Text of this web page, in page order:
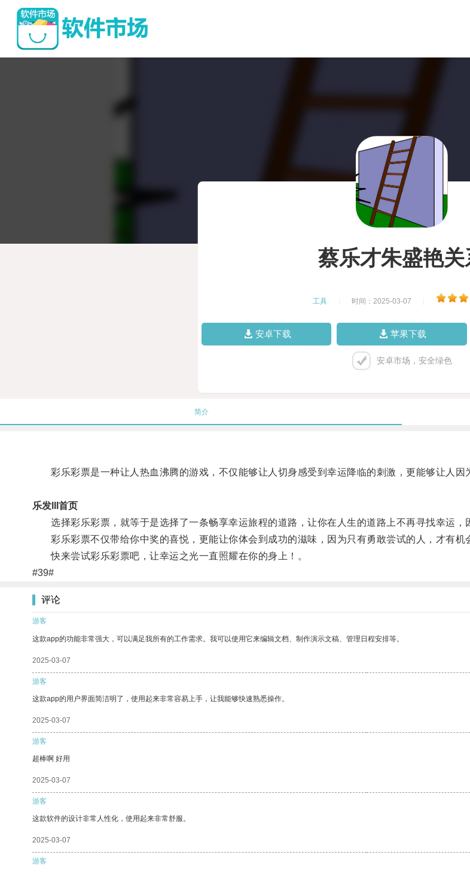
蔡乐才朱盛艳关
工具 时间：2025-03-07
安卓下载 苹果下载
安卓市场，安全绿色
简介
彩乐彩票是一种让人热血沸腾的游戏，不仅能够让人切身感受到幸运降临的刺激，更能够让人因
乐发lll首页
选择彩乐彩票，就等于是选择了一条畅享幸运旅程的道路，让你在人生的道路上不再寻找幸运，
彩乐彩票不仅带给你中奖的喜悦，更能让你体会到成功的滋味，因为只有勇敢尝试的人，才有机
快来尝试彩乐彩票吧，让幸运之光一直照耀在你的身上！。
#39#
评论
游客
这款app的功能非常强大，可以满足我所有的工作需求。我可以使用它来编辑文档、制作演示文稿、管理日程安排等。
2025-03-07
游客
这款app的用户界面简洁明了，使用起来非常容易上手，让我能够快速熟悉操作。
2025-03-07
游客
超棒啊 好用
2025-03-07
游客
这款软件的设计非常人性化，使用起来非常舒服。
2025-03-07
游客